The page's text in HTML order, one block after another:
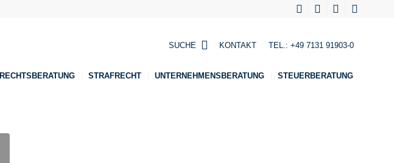
SUCHE KONTAKT TEL.: +49 7131 91903-0
RECHTSBERATUNG STRAFRECHT UNTERNEHMENSBERATUNG STEUERBERATUNG